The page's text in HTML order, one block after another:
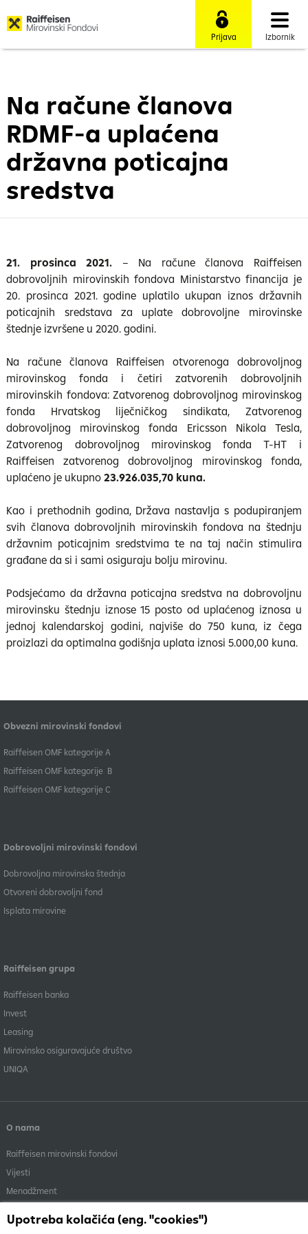
Upotreba kolačića (eng. "cookies")
Izbornik
Prijava
Na račune članova
RDMF-a uplaćena
državna poticajna
sredstva
21. prosinca 2021. – Na račune članova Raiffeisen
dobrovoljnih mirovinskih fondova Ministarstvo financija je
20. prosinca 2021. godine uplatilo ukupan iznos državnih
poticajnih sredstava za uplate dobrovoljne mirovinske
štednje izvršene u 2020. godini.
Na račune članova Raiffeisen otvorenoga dobrovoljnog
mirovinskog fonda i četiri zatvorenih dobrovoljnih
mirovinskih fondova: Zatvorenog dobrovoljnog mirovinskog
fonda Hrvatskog liječničkog sindikata, Zatvorenog
dobrovoljnog mirovinskog fonda Ericsson Nikola Tesla,
Zatvorenog dobrovoljnog mirovinskog fonda T-HT i
Raiffeisen zatvorenog dobrovoljnog mirovinskog fonda,
uplaćeno je ukupno23.926.035,70 kuna.
Kao i prethodnih godina, Država nastavlja s podupiranjem
svih članova dobrovoljnih mirovinskih fondova na štednju
državnim poticajnim sredstvima te na taj način stimulira
građane da si i sami osiguraju bolju mirovinu.
Podsjećamo da državna poticajna sredstva na dobrovoljnu
mirovinsku štednju iznose 15 posto od uplaćenog iznosa u
jednoj kalendarskoj godini, najviše do 750 kuna, iz čega
proizlazi da optimalna godišnja uplata iznosi 5.000,00 kuna.
Obvezni mirovinski fondovi
​Raiffeisen OMF kategorije A
Raiffeisen OMF kategorije B
​Raiffeisen OMF kategorije C
Dobrovoljni mirovinski fondovi
Dobrovoljna mirovinska štednja
Otvoreni dobrovoljni fond
Isplata mirovine
Raiffeisen grupa
Raiffeisen banka
Invest
Leasing
Mirovinsko osiguravajuće društvo
UNIQA
O nama
Raiffeisen mirovinski fondovi
Vijesti
Menadžment